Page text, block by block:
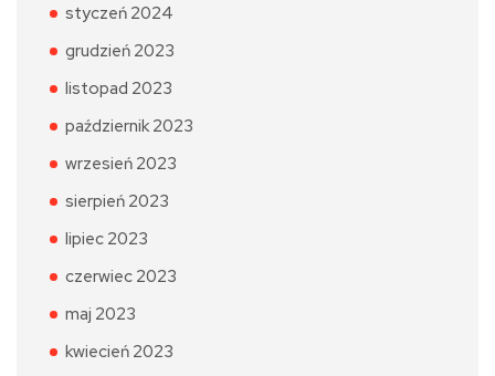
styczeń 2024
grudzień 2023
listopad 2023
październik 2023
wrzesień 2023
sierpień 2023
lipiec 2023
czerwiec 2023
maj 2023
kwiecień 2023